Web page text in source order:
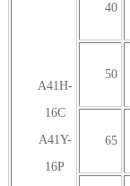
A41H-
16C
A41Y-
16P
40
50
65